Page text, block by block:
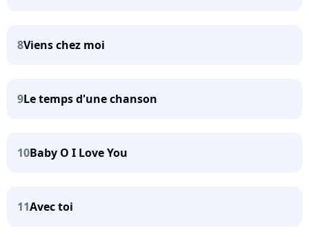
8Viens chez moi
9Le temps d'une chanson
10Baby O I Love You
11Avec toi